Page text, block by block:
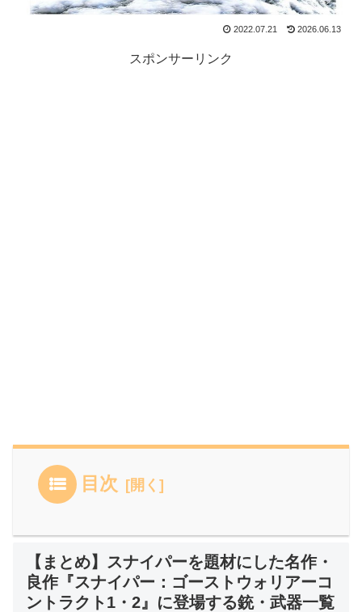
2022.07.21 2026.06.13
スポンサーリンク
目次
【まとめ】スナイパーを題材にした名作・
良作『スナイパー：ゴーストウォリアーコ
ントラクト1・2』に登場する銃・武器一覧